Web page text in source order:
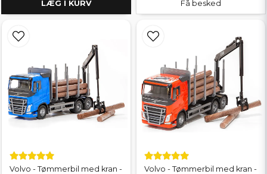
LÆG I KURV Få besked
Volvo - Tømmerbil med kran -
Volvo - Tømmerbil med kran -